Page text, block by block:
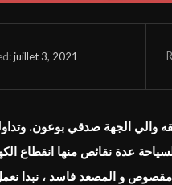
juillet 3, 2021
والي الجهة صدقي بوعون.
عدة نقائص منها انقطاع
بالمستشفى.: »راني نخدم في 50 درجة و الضو مقصوص و المصعد